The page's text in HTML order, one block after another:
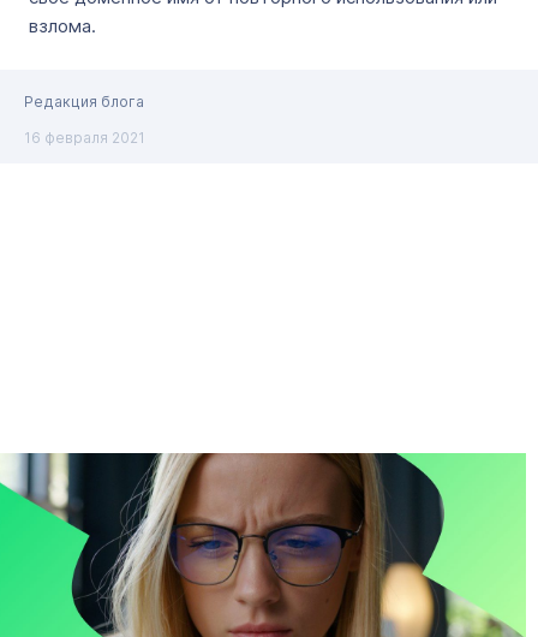
взлома.
Редакция блога
16 февраля 2021